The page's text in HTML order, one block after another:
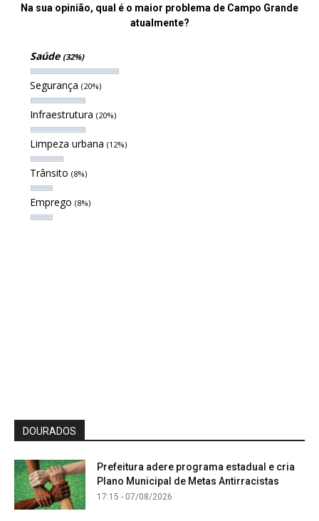
Na sua opinião, qual é o maior problema de Campo Grande
atualmente?
Saúde (32%)
Segurança (20%)
Infraestrutura (20%)
Limpeza urbana (12%)
Trânsito (8%)
Emprego (8%)
DOURADOS
Prefeitura adere programa estadual e cria
Plano Municipal de Metas Antirracistas
17:15 - 07/08/2026